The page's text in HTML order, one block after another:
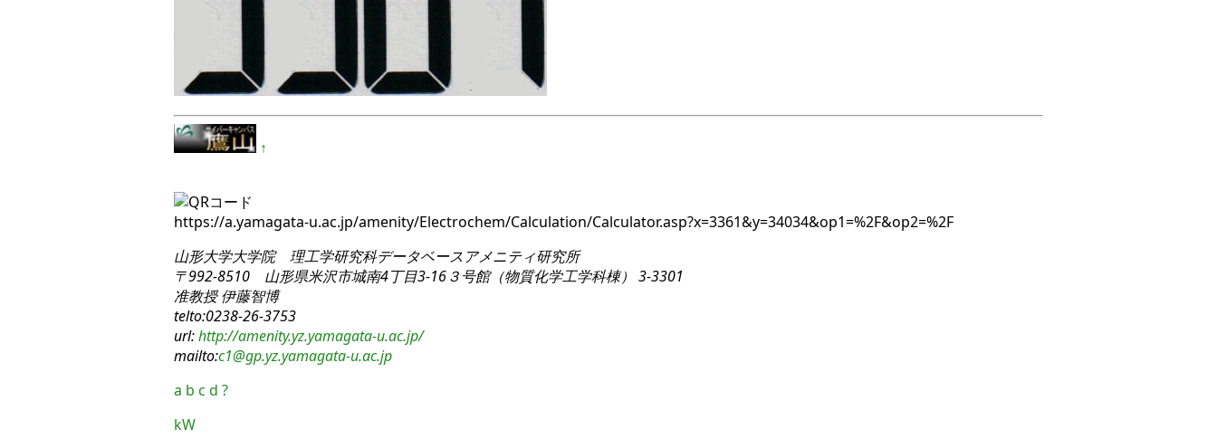
↑
https://a.yamagata-u.ac.jp/amenity/Electrochem/Calculation/Calculator.asp?x=3361&y=34034&op1=%2F&op2=%2F
山形大学大学院 理工学研究科データベースアメニティ研究所
〒992-8510 山形県米沢市城南4丁目3-16３号館（物質化学工学科棟） 3-3301
准教授 伊藤智博
telto:0238-26-3753
url:http://amenity.yz.yamagata-u.ac.jp/
mailto:c1@gp.yz.yamagata-u.ac.jp
a b c d ?
kW